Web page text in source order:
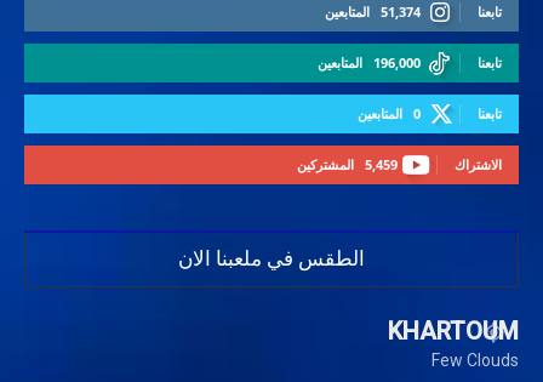
51,374 المتابعين تابعنا
196,000 المتابعين تابعنا
0 المتابعين تابعنا
5,459 المشتركين الاشتراك
الطقس في ملعبنا الان
KHARTOUM
Few Clouds